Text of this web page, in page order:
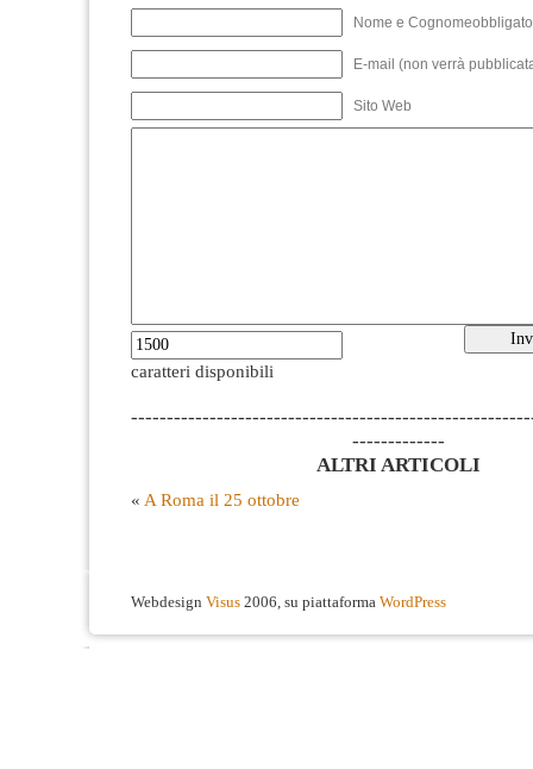
Nome e
E-mail (non verrà
Sito Web
caratteri disponibili
-------------
ALTRI ARTICOLI
« A Roma il 25 ottobre
Webdesign Visus 2006, su piattaforma WordPress